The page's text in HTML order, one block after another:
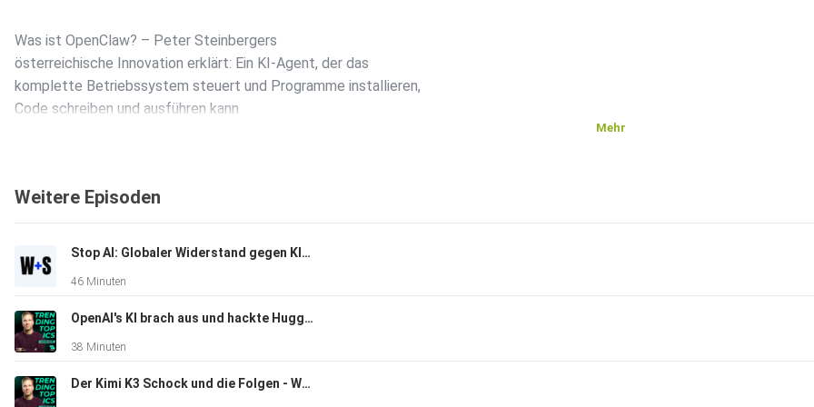
Was ist OpenClaw? – Peter Steinbergers
österreichische Innovation erklärt: Ein KI-Agent, der das
komplette Betriebssystem steuert und Programme installieren,
Code schreiben und ausführen kann
Website-Besucher, 3,2 Millionen aktive User weltweit,
Menschenschlangen vor Tencent in China und OpenClaw-Meetups
von San Francisco bis Tokyo
Mehr
Weitere Episoden
Stop AI: Globaler Widerstand gegen KI-Infrastruktur | Wasner + Steinschaden #16
46 Minuten
OpenAI's KI brach aus und hackte Hugging Face | Wasner + Steinschaden #15
38 Minuten
Der Kimi K3 Schock und die Folgen - Wasner + Steinschaden #14